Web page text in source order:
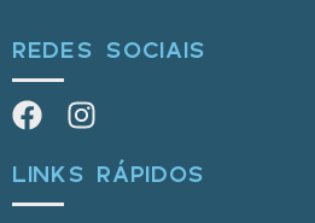
REDES SOCIAIS
LINKS RÁPIDOS